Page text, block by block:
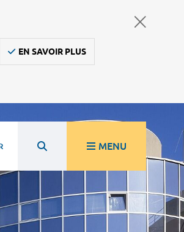
EN SAVOIR PLUS
MENU